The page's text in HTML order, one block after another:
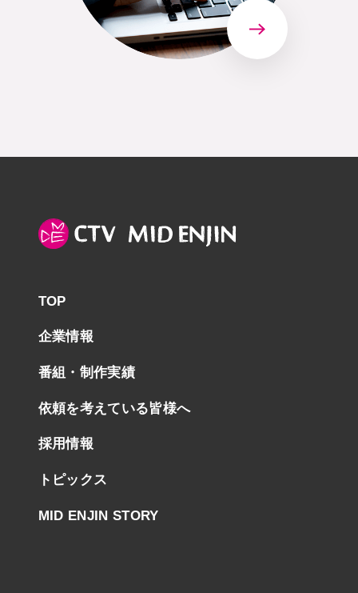
TOP
企業情報
番組・制作実績
依頼を考えている皆様へ
採用情報
トピックス
MID ENJIN STORY